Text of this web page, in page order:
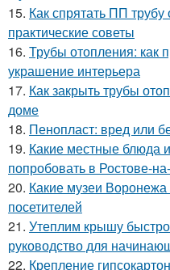
15. Как спрятать ПП
практические советы
16. Трубы отопления: как
украшение интерьера
17. Как закрыть трубы
доме
18. Пенопласт: вред или
19. Какие местные блюда
попробовать в Ростове-
20. Какие музеи
посетителей
21. Утеплим крышу
руководство для
22. Крепление